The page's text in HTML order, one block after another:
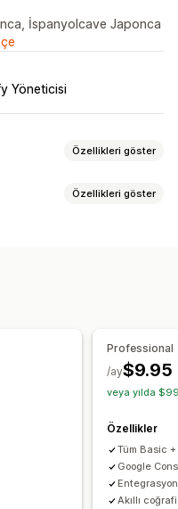
İspanyolcave Japonca
Yöneticisi
Özellikleri göster
PIPEDA
Özellikleri göster
Gerçek zamanlı analizler
Professional
$9.95
/ay
veya yılda
Özellikler
Tüm Basic +
Google
Akıllı